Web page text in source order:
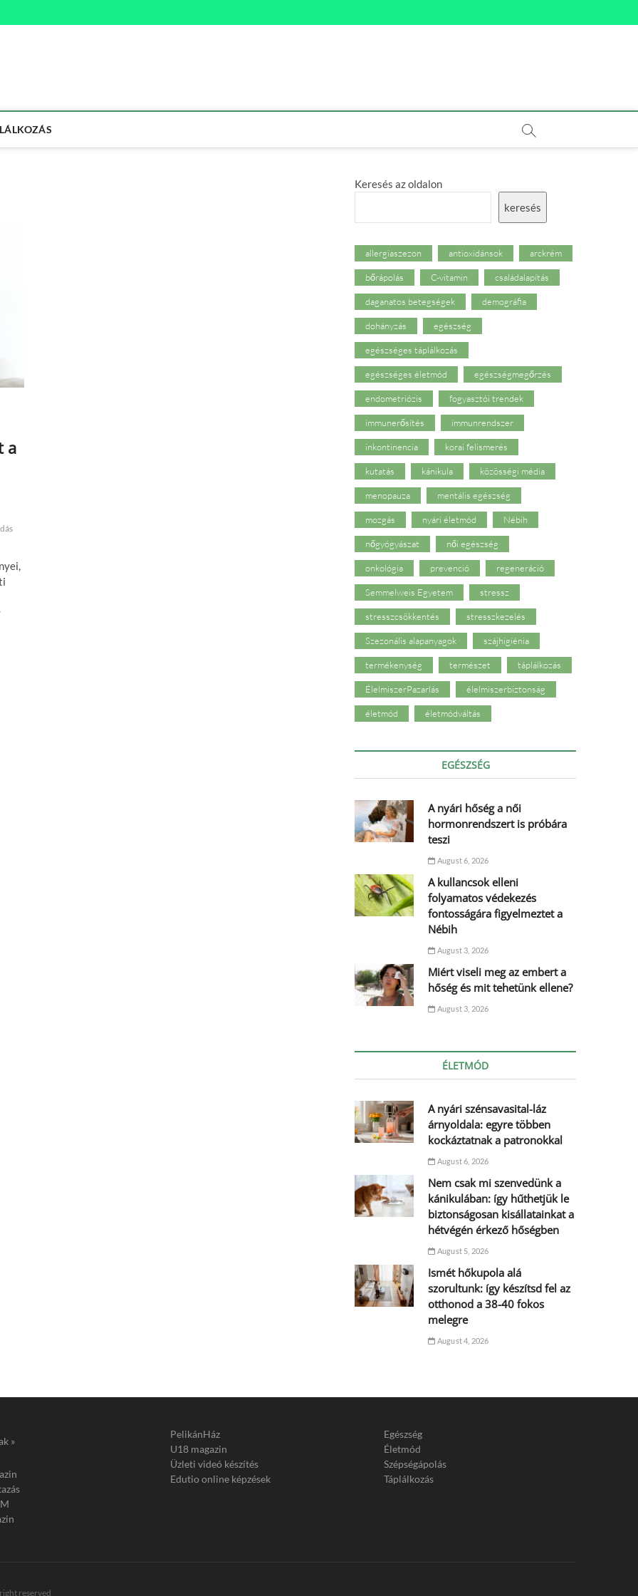
a
Keresés az oldalon
keresés
allergiaszezon antioxidánsok arckrém
bőrápolás C-vitamin családalapítás
daganatos betegségek demográfia
dohányzás egészség
egészséges táplálkozás
egészséges életmód egészségmegőrzés
endometriózis fogyasztói trendek
immunerősítés immunrendszer
inkontinencia korai felismerés
kutatás kánikula közösségi média
menopauza mentális egészség
mozgás nyári életmód Nébih
nőgyógyászat női egészség
onkológia prevenció regeneráció
Semmelweis Egyetem stressz
stresszcsökkentés stresszkezelés
Szezonális alapanyagok szájhigiénia
termékenység természet táplálkozás
ÉlelmiszerPazarlás élelmiszerbiztonság
életmód életmódváltás
EGÉSZSÉG
A nyári hőség a női
hormonrendszert is próbára
teszi
August 6, 2026
A kullancsok elleni
folyamatos védekezés
fontosságára figyelmeztet a
Nébih
August 3, 2026
Miért viseli meg az embert a
hőség és mit tehetünk ellene?
August 3, 2026
ÉLETMÓD
A nyári szénsavasital-láz
árnyoldala: egyre többen
kockáztatnak a patronokkal
August 6, 2026
Nem csak mi szenvedünk a
kánikulában: így hűthetjük le
biztonságosan kisállatainkat a
hétvégén érkező hőségben
August 5, 2026
Ismét hőkupola alá
szorultunk: így készítsd fel az
otthonod a 38-40 fokos
melegre
August 4, 2026
»
PelikánHáz
U18 magazin
Üzleti videó készítés
Edutio online képzések
Egészség
Életmód
Szépségápolás
Táplálkozás
reserved